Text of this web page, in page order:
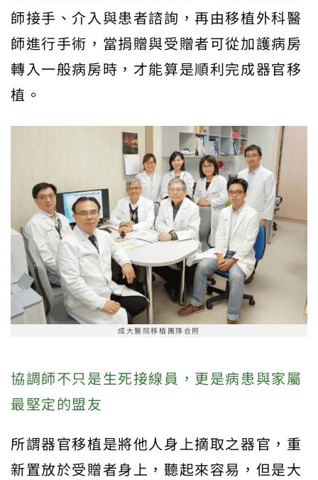
師接手、介入與患者諮詢，再由移植外科醫
師進行手術，當捐贈與受贈者可從加護病房
轉入一般病房時，才能算是順利完成器官移
植。
成大醫院移植團隊合照
協調師不只是生死接線員，更是病患與家屬
最堅定的盟友
所謂器官移植是將他人身上摘取之器官，重
新置放於受贈者身上，聽起來容易，但是大